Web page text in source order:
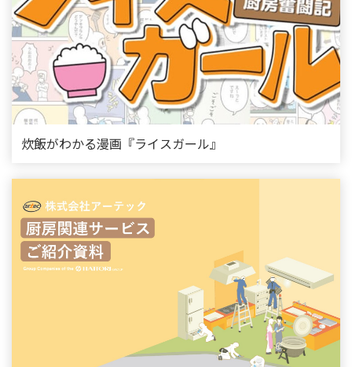
炊飯がわかる漫画『ライスガール』